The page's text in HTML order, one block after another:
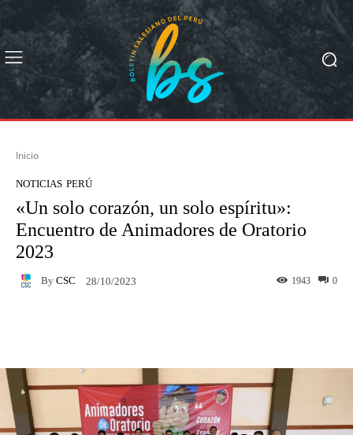
Inicio
NOTICIAS PERÚ
«Un solo corazón, un solo espíritu»:
Encuentro de Animadores de Oratorio
2023
By CSC 28/10/2023 0
1943